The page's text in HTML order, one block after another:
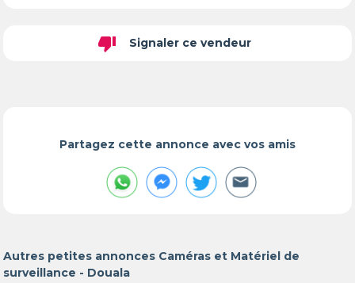
thumb_down Signaler ce vendeur
Partagez cette annonce avec vos amis
Autres petites annonces Caméras et Matériel de
surveillance - Douala